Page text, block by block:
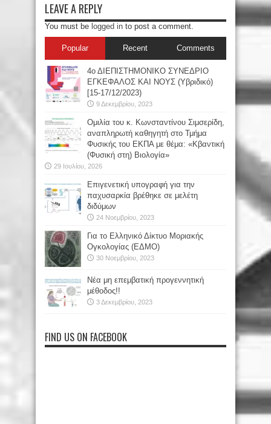
LEAVE A REPLY
You must be logged in to post a comment.
Popular Recent Comments
4ο ΔΙΕΠΙΣΤΗΜΟΝΙΚΟ ΣΥΝΕΔΡΙΟ
ΕΓΚΕΦΑΛΟΣ ΚΑΙ ΝΟΥΣ (Υβριδικό)
[15-17/12/2023)
9 Δεκεμβρίου, 2023
Oμιλία του κ. Κωνσταντίνου Σιμσερίδη,
αναπληρωτή καθηγητή στο Τμήμα
Φυσικής του ΕΚΠΑ με θέμα: «Κβαντική
(Φυσική στη) Βιολογία»
29 Ιουλίου, 2026
Επιγενετική υπογραφή για την
παχυσαρκία βρέθηκε σε μελέτη
διδύμων
24 Νοεμβρίου, 2023
Για το Ελληνικό Δίκτυο Μοριακής
Ογκολογίας (ΕΔΜΟ)
30 Νοεμβρίου, 2023
Νέα μη επεμβατική προγεννητική
μέθοδος!!
3 Δεκεμβρίου, 2023
FIND US ON FACEBOOK